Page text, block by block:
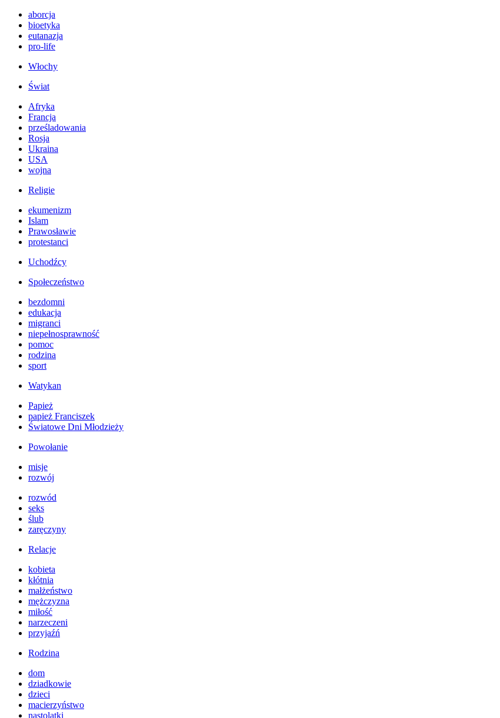
aborcja
bioetyka
eutanazja
pro-life
Włochy
Świat
Afryka
Francja
prześladowania
Rosja
Ukraina
USA
wojna
Religie
ekumenizm
Islam
Prawosławie
protestanci
Uchodźcy
Społeczeństwo
bezdomni
edukacja
migranci
niepełnosprawność
pomoc
rodzina
sport
Watykan
Papież
papież Franciszek
Światowe Dni Młodzieży
Powołanie
misje
rozwój
rozwód
seks
ślub
zaręczyny
Relacje
kobieta
kłótnia
małżeństwo
mężczyzna
miłość
narzeczeni
przyjaźń
Rodzina
dom
dziadkowie
dzieci
macierzyństwo
nastolatki